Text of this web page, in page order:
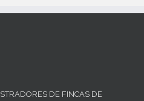
DE FINCAS DE